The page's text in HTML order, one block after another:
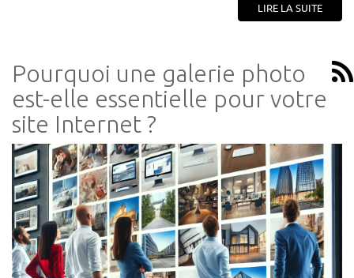
LIRE LA SUITE
Pourquoi une galerie photo
est-elle essentielle pour votre
site Internet ?